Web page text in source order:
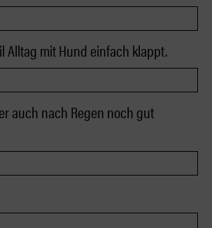
Alltag mit Hund einfach klappt.
auch nach Regen noch gut